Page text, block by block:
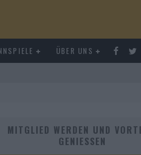
ÜBER UNS
MITGLIED WERDEN UND
GENIESSEN